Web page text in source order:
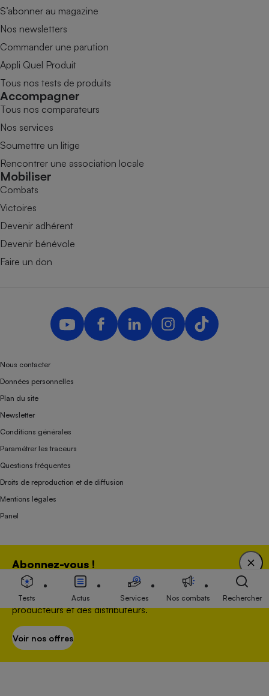
Abonnez-vous !
Bénéficiez d'une expertise unique tout en soutenant
une association 100 % indépendante de l'Etat, des
producteurs et des distributeurs.
Voir nos offres
S’abonner au magazine
Nos newsletters
Commander une parution
Appli Quel Produit
Tous nos tests de produits
Accompagner
Tous nos comparateurs
Nos services
Soumettre un litige
Rencontrer une association locale
Mobiliser
Combats
Victoires
Devenir adhérent
Devenir bénévole
Faire un don
Nous contacter
Données personnelles
Plan du site
Newsletter
Conditions générales
Paramétrer les traceurs
Questions fréquentes
Droits de reproduction et de diffusion
Mentions légales
Panel
Association indépendante de l’État, des syndicats, des producteurs et des
distributeurs depuis 1951.
Tests Actus Services Nos combats Rechercher